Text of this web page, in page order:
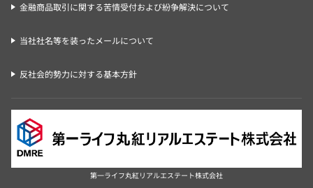
金融商品取引に関する苦情受付および紛争解決について
当社社名等を装ったメールについて
反社会的勢力に対する基本方針
第一ライフ丸紅リアルエステート株式会社